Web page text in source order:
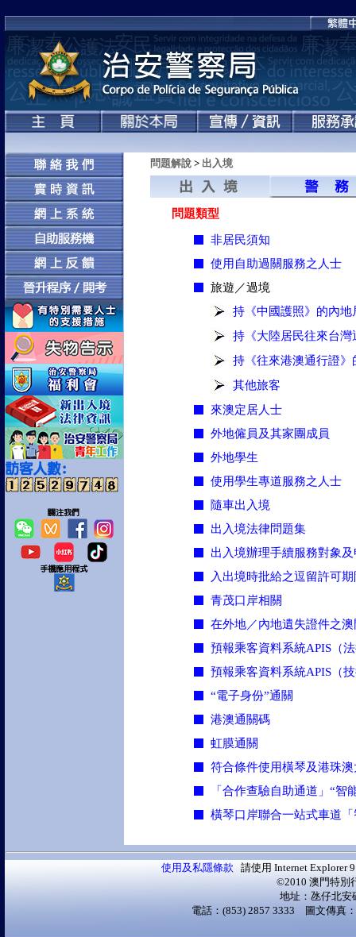
問題解說> 出入境
問題類型
非居民須知
使用自助過關服務之人士
旅遊／過境
持《中國護照》的內地
持《大陸居民往來台
持《往來港澳通行證》
其他旅客
來澳定居人士
外地僱員及其家團成員
外地學生
使用學生專道服務之人士
隨車出入境
出入境法律問題集
出入境辦理手續服務對象
入出境時批給之逗留許可期
青茂口岸相關
在外地／內地遺失證件之
預報乘客資料系統APIS（
預報乘客資料系統APIS（
“電子身份”通關
港澳通關碼
虹膜通關
符合條件使用橫琴及港珠
「合作查驗自助通道」“智
橫琴口岸聯合一站式車道
使用及私隱條款 請使用 Internet Explorer
©2010 澳門特別
地址：氹仔北安
電話：(853) 2857 3333 圖文傳真